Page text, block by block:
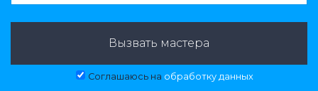
Вызвать мастера
Соглашаюсь на обработку данных